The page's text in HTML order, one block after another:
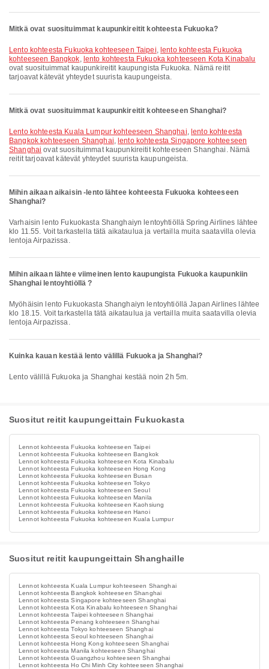
Mitkä ovat suosituimmat kaupunkireitit kohteesta Fukuoka?
lento kohteesta Fukuoka kohteeseen Taipei, lento kohteesta Fukuoka
kohteeseen Bangkok, lento kohteesta Fukuoka kohteeseen Kota Kinabalu
ovat suosituimmat kaupunkireitit kaupungista Fukuoka. Nämä reitit
tarjoavat kätevät yhteydet suurista kaupungeista.
Mitkä ovat suosituimmat kaupunkireitit kohteeseen Shanghai?
lento kohteesta Kuala Lumpur kohteeseen Shanghai, lento kohteesta
Bangkok kohteeseen Shanghai, lento kohteesta Singapore kohteeseen
Shanghai ovat suosituimmat kaupunkireitit kohteeseen Shanghai. Nämä
reitit tarjoavat kätevät yhteydet suurista kaupungeista.
Mihin aikaan aikaisin -lento lähtee kohteesta Fukuoka kohteeseen
Shanghai?
Varhaisin lento Fukuokasta Shanghaiyn lentoyhtiöllä Spring Airlines lähtee
klo 11.55. Voit tarkastella tätä aikataulua ja vertailla muita saatavilla olevia
lentoja Airpazissa.
Mihin aikaan lähtee viimeinen lento kaupungista Fukuoka kaupunkiin
Shanghai lentoyhtiöllä ?
Myöhäisin lento Fukuokasta Shanghaiyn lentoyhtiöllä Japan Airlines lähtee
klo 18.15. Voit tarkastella tätä aikataulua ja vertailla muita saatavilla olevia
lentoja Airpazissa.
Kuinka kauan kestää lento välillä Fukuoka ja Shanghai?
Lento välillä Fukuoka ja Shanghai kestää noin 2h 5m.
Suositut reitit kaupungeittain Fukuokasta
Lennot kohteesta Fukuoka kohteeseen Taipei
Lennot kohteesta Fukuoka kohteeseen Bangkok
Lennot kohteesta Fukuoka kohteeseen Kota Kinabalu
Lennot kohteesta Fukuoka kohteeseen Hong Kong
Lennot kohteesta Fukuoka kohteeseen Busan
Lennot kohteesta Fukuoka kohteeseen Tokyo
Lennot kohteesta Fukuoka kohteeseen Seoul
Lennot kohteesta Fukuoka kohteeseen Manila
Lennot kohteesta Fukuoka kohteeseen Kaohsiung
Lennot kohteesta Fukuoka kohteeseen Hanoi
Lennot kohteesta Fukuoka kohteeseen Kuala Lumpur
Suositut reitit kaupungeittain Shanghaille
Lennot kohteesta Kuala Lumpur kohteeseen Shanghai
Lennot kohteesta Bangkok kohteeseen Shanghai
Lennot kohteesta Singapore kohteeseen Shanghai
Lennot kohteesta Kota Kinabalu kohteeseen Shanghai
Lennot kohteesta Taipei kohteeseen Shanghai
Lennot kohteesta Penang kohteeseen Shanghai
Lennot kohteesta Tokyo kohteeseen Shanghai
Lennot kohteesta Seoul kohteeseen Shanghai
Lennot kohteesta Hong Kong kohteeseen Shanghai
Lennot kohteesta Manila kohteeseen Shanghai
Lennot kohteesta Guangzhou kohteeseen Shanghai
Lennot kohteesta Ho Chi Minh City kohteeseen Shanghai